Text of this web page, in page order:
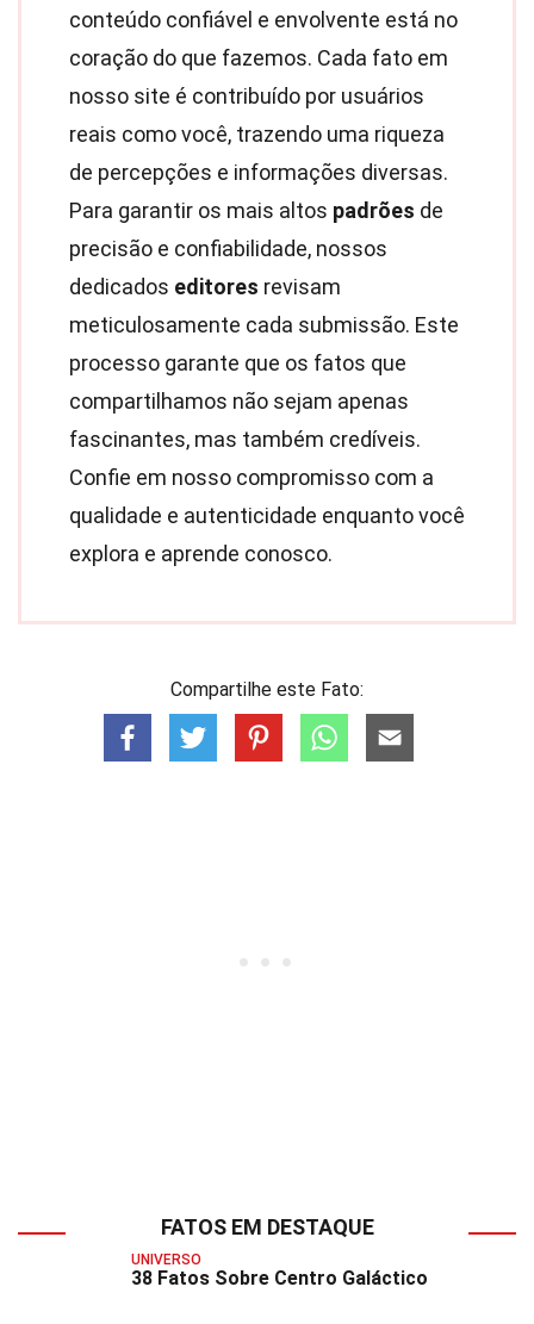
conteúdo confiável e envolvente está no
coração do que fazemos. Cada fato em
nosso site é contribuído por usuários
reais como você, trazendo uma riqueza
de percepções e informações diversas.
Para garantir os mais altos padrões de
precisão e confiabilidade, nossos
dedicados editores revisam
meticulosamente cada submissão. Este
processo garante que os fatos que
compartilhamos não sejam apenas
fascinantes, mas também credíveis.
Confie em nosso compromisso com a
qualidade e autenticidade enquanto você
explora e aprende conosco.
Compartilhe este Fato:
FATOS EM DESTAQUE
UNIVERSO
38 Fatos Sobre Centro Galáctico